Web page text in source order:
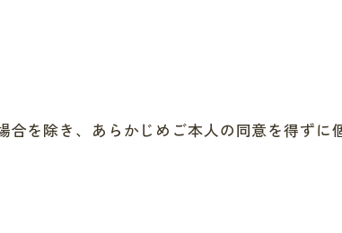
を除き、あらかじめご本人の同意を得ずに